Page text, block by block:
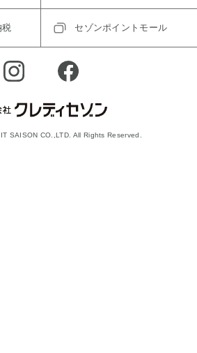
税 セゾンポイントモール
SAISON CO.,LTD. All Rights Reserved.